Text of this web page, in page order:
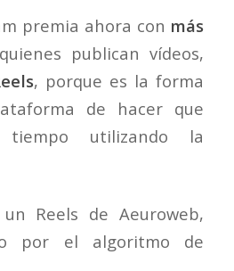
premia ahora con más
publican vídeos,
, porque es la forma
de hacer que
tiempo utilizando la